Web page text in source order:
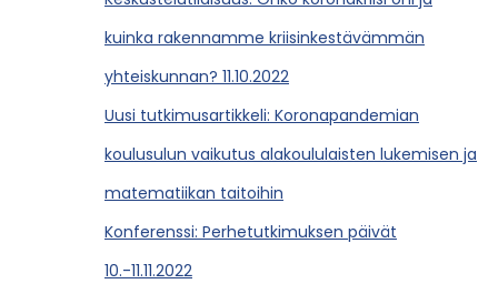
kuinka rakennamme kriisinkestävämmän
yhteiskunnan? 11.10.2022
Uusi tutkimusartikkeli: Koronapandemian
koulusulun vaikutus alakoululaisten lukemisen ja
matematiikan taitoihin
Konferenssi: Perhetutkimuksen päivät
10.-11.11.2022